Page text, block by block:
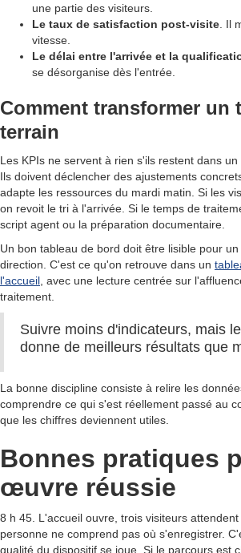
une partie des visiteurs.
Le taux de satisfaction post-visite . Il
vitesse.
Le délai entre l'arrivée et la
se désorganise dès l'entrée.
Comment transformer un
terrain
Les KPIs ne servent à rien s'ils restent dans
Ils doivent déclencher des ajustements
adapte les ressources du mardi matin. Si les
on revoit le tri à l'arrivée. Si le temps de
script agent ou la préparation documentaire.
Un bon tableau de bord doit être lisible pour
direction. C'est ce qu'on retrouve dans un
l'accueil , avec une lecture centrée sur
traitement.
Suivre moins d'indicateurs, mais
donne de meilleurs résultats que
La bonne discipline consiste à relire les
comprendre ce qui s'est réellement passé au
que les chiffres deviennent utiles.
Bonnes pratiques
œuvre réussie
8 h 45. L'accueil ouvre, trois visiteurs
personne ne comprend pas où s'enregistrer.
qualité du dispositif se joue. Si le parcours est